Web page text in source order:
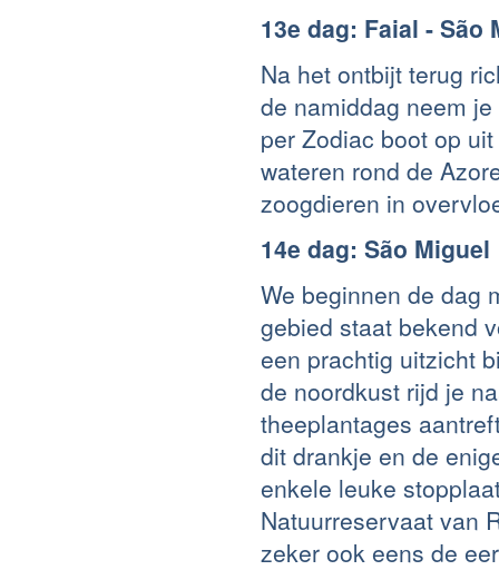
13e dag: Faial - São
Na het ontbijt terug
de namiddag neem
per Zodiac boot op
wateren rond de
zoogdieren in
14e dag: São Miguel
We beginnen de dag
gebied staat bekend
een prachtig uitzicht
de noordkust rijd je
theeplantages
dit drankje en de
enkele leuke
Natuurreservaat van
zeker ook eens de